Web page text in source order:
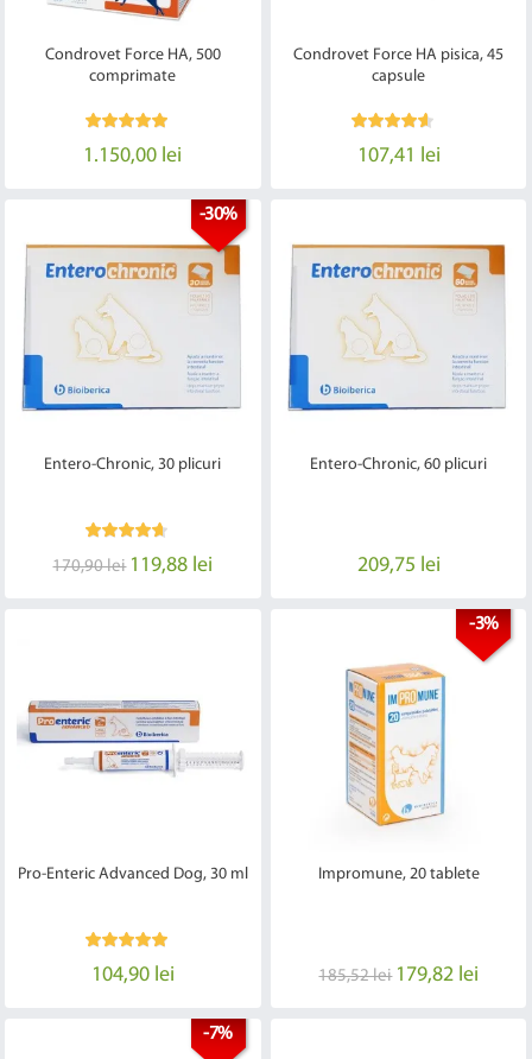
Condrovet Force HA, 500
comprimate
1.150,00 lei
Condrovet Force HA pisica, 45
capsule
107,41 lei
-30%
Entero-Chronic, 30 plicuri
170,90 lei 119,88 lei
Entero-Chronic, 60 plicuri
209,75 lei
Pro-Enteric Advanced Dog, 30 ml
104,90 lei
-3%
Impromune, 20 tablete
185,52 lei 179,82 lei
-7%